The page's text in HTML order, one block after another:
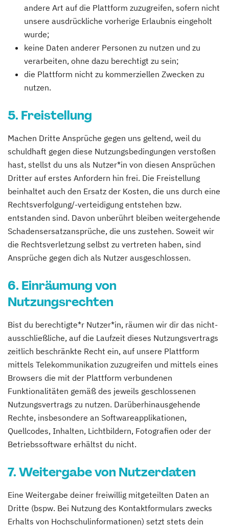
andere Art auf die Plattform zuzugreifen, sofern nicht
unsere ausdrückliche vorherige Erlaubnis eingeholt
wurde;
keine Daten anderer Personen zu nutzen und zu
verarbeiten, ohne dazu berechtigt zu sein;
die Plattform nicht zu kommerziellen Zwecken zu
nutzen.
5. Freistellung
Machen Dritte Ansprüche gegen uns geltend, weil du
schuldhaft gegen diese Nutzungsbedingungen verstoßen
hast, stellst du uns als Nutzer*in von diesen Ansprüchen
Dritter auf erstes Anfordern hin frei. Die Freistellung
beinhaltet auch den Ersatz der Kosten, die uns durch eine
Rechtsverfolgung/-verteidigung entstehen bzw.
entstanden sind. Davon unberührt bleiben weitergehende
Schadensersatzansprüche, die uns zustehen. Soweit wir
die Rechtsverletzung selbst zu vertreten haben, sind
Ansprüche gegen dich als Nutzer ausgeschlossen.
6. Einräumung von
Nutzungsrechten
Bist du berechtigte*r Nutzer*in, räumen wir dir das nicht-
ausschließliche, auf die Laufzeit dieses Nutzungsvertrags
zeitlich beschränkte Recht ein, auf unsere Plattform
mittels Telekommunikation zuzugreifen und mittels eines
Browsers die mit der Plattform verbundenen
Funktionalitäten gemäß des jeweils geschlossenen
Nutzungsvertrags zu nutzen. Darüberhinausgehende
Rechte, insbesondere an Softwareapplikationen,
Quellcodes, Inhalten, Lichtbildern, Fotografien oder der
Betriebssoftware erhältst du nicht.
7. Weitergabe von Nutzerdaten
Eine Weitergabe deiner freiwillig mitgeteilten Daten an
Dritte (bspw. Bei Nutzung des Kontaktformulars zwecks
Erhalts von Hochschulinformationen) setzt stets dein